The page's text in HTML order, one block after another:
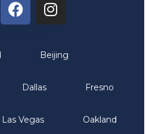
Beijing
Dallas Fresno
Las Vegas Oakland